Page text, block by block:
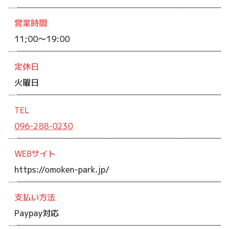
営業時間
11;00～19:00
定休日
火曜日
TEL
096-288-0230
WEBサイト
https://omoken-park.jp/
支払い方法
Paypay対応